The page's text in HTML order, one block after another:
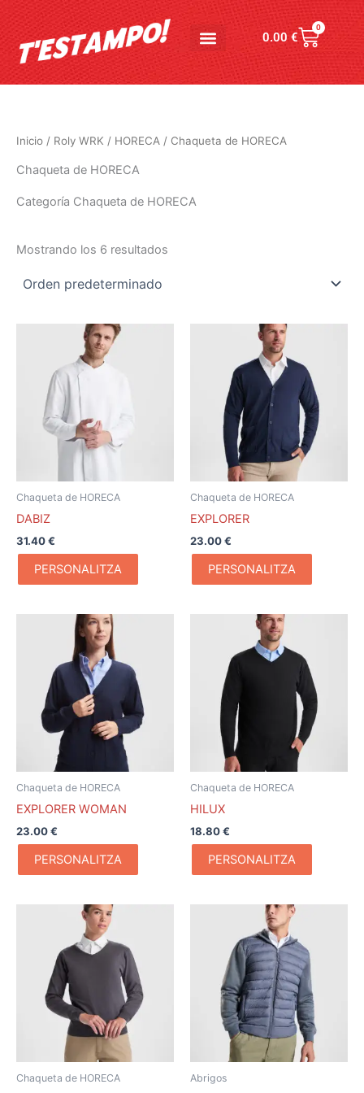
al
contenido
0.00€
0
Carrito
Inicio / Roly WRK / HORECA / Chaqueta de HORECA
Chaqueta de HORECA
Categoría Chaqueta de HORECA
Mostrando los 6 resultados
Chaqueta de HORECA
DABIZ
31.40€
PERSONALITZA
Chaqueta de HORECA
EXPLORER
23.00€
PERSONALITZA
Chaqueta de HORECA
EXPLORER WOMAN
23.00€
PERSONALITZA
Chaqueta de HORECA
HILUX
18.80€
PERSONALITZA
Chaqueta de HORECA Abrigos
Rango
de
precios:
desde
27.09 €
hasta
28.56 €
múltiples
variantes.
Las
opciones
se